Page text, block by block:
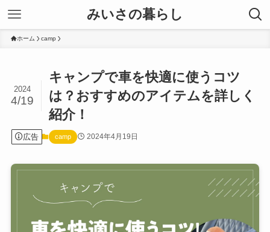
みいさの暮らし
ホーム camp
キャンプで車を快適に使うコツ
は？おすすめのアイテムを詳しく
紹介！
2024
4/19
広告 camp 2024年4月19日